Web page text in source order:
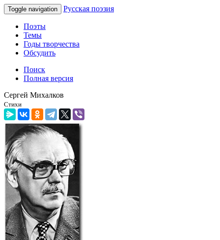
Toggle navigation Русская поэзия
Поэты
Темы
Годы творчества
Обсудить
Поиск
Полная версия
Сергей Михалков
Стихи